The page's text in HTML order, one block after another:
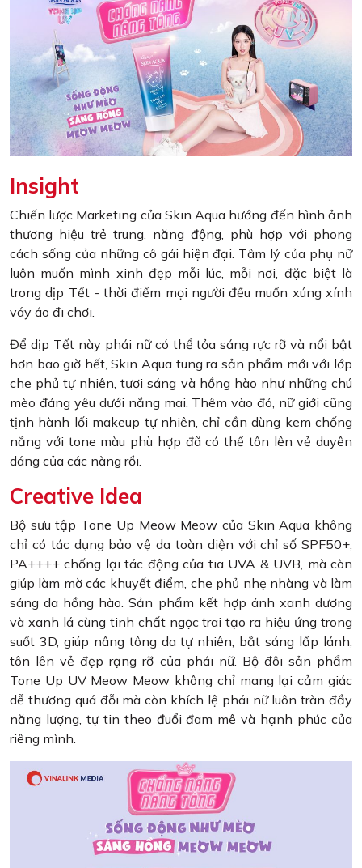
Insight
Chiến lược Marketing của Skin Aqua hướng đến hình ảnh
thương hiệu trẻ trung, năng động, phù hợp với phong
cách sống của những cô gái hiện đại. Tâm lý của phụ nữ
luôn muốn mình xinh đẹp mỗi lúc, mỗi nơi, đặc biệt là
trong dịp Tết - thời điểm mọi người đều muốn xúng xính
váy áo đi chơi.
Để dịp Tết này phái nữ có thể tỏa sáng rực rỡ và nổi bật
hơn bao giờ hết, Skin Aqua tung ra sản phẩm mới với lớp
che phủ tự nhiên, tươi sáng và hồng hào như những chú
mèo đáng yêu dưới nắng mai. Thêm vào đó, nữ giới cũng
tịnh hành lối makeup tự nhiên, chỉ cần dùng kem chống
nắng với tone màu phù hợp đã có thể tôn lên vẻ duyên
dáng của các nàng rồi.
Creative Idea
Bộ sưu tập Tone Up Meow Meow của Skin Aqua không
chỉ có tác dụng bảo vệ da toàn diện với chỉ số SPF50+,
PA++++ chống lại tác động của tia UVA & UVB, mà còn
giúp làm mờ các khuyết điểm, che phủ nhẹ nhàng và làm
sáng da hồng hào. Sản phẩm kết hợp ánh xanh dương
và xanh lá cùng tinh chất ngọc trai tạo ra hiệu ứng trong
suốt 3D, giúp nâng tông da tự nhiên, bắt sáng lấp lánh,
tôn lên vẻ đẹp rạng rỡ của phái nữ. Bộ đôi sản phẩm
Tone Up UV Meow Meow không chỉ mang lại cảm giác
dễ thương quá đỗi mà còn khích lệ phái nữ luôn tràn đầy
năng lượng, tự tin theo đuổi đam mê và hạnh phúc của
riêng mình.